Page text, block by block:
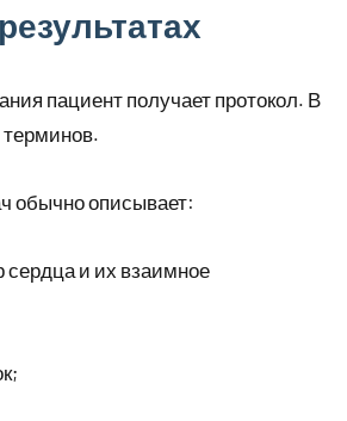
пациент получает протокол. В
обычно описывает:
сердца и их взаимное